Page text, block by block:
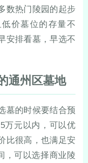
数热门陵园的起步
价墓位的存量不
安排看墓，早选不
通州区墓地
墓的时候要结合预
万元以内，可以优
比很高，也满足安
，可以选择商业陵